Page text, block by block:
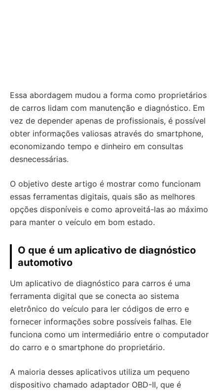
Essa abordagem mudou a forma como proprietários
de carros lidam com manutenção e diagnóstico. Em
vez de depender apenas de profissionais, é possível
obter informações valiosas através do smartphone,
economizando tempo e dinheiro em consultas
desnecessárias.
O objetivo deste artigo é mostrar como funcionam
essas ferramentas digitais, quais são as melhores
opções disponíveis e como aproveitá-las ao máximo
para manter o veículo em bom estado.
O que é um aplicativo de diagnóstico
automotivo
Um aplicativo de diagnóstico para carros é uma
ferramenta digital que se conecta ao sistema
eletrônico do veículo para ler códigos de erro e
fornecer informações sobre possíveis falhas. Ele
funciona como um intermediário entre o computador
do carro e o smartphone do proprietário.
A maioria desses aplicativos utiliza um pequeno
dispositivo chamado adaptador OBD-II, que é